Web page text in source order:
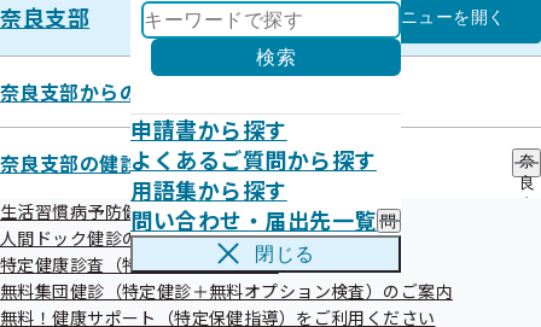
ン
検索
申請書から探す
よくあるご質問から探す
用語集から探す
問い合わせ・届出先一覧 問
い
わ
せ
閉じる
奈良支部 奈良支部
メニューを開く
奈良支部からのお知らせ
奈良支部の健診・保健指導のご案内
奈
良
生活習慣病予防健診のご案内
人間ドック健診のご案内
特定健康診査（特定健診）のご案内
無料集団健診（特定健診＋無料オプション検査）のご案内
無料！健康サポート（特定保健指導）をご利用ください
令和08年06月01日
健診機関における事業者健診結果
データの作成誤りについて